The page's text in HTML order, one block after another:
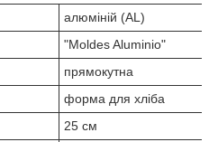
алюміній (AL)
"Moldes Aluminio"
прямокутна
форма для хліба
25 см